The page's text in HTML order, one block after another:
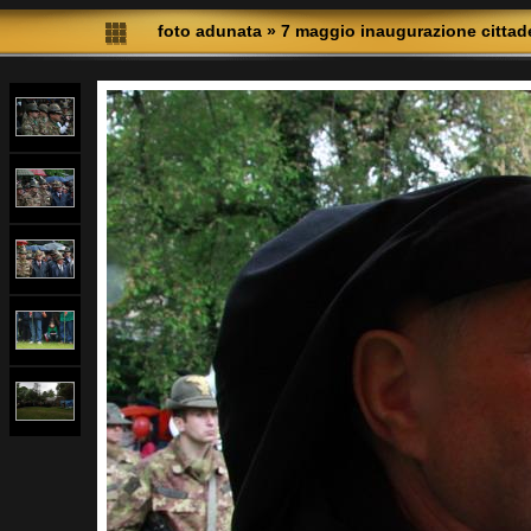
foto adunata » 7 maggio inaugurazione